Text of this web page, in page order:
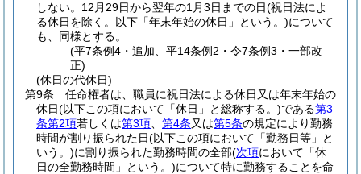
しない。 12月29日から翌年の1月3日までの日(祝日法によ
る休日を除く。以下「年末年始の休日」という。)について
も、同様とする。
(平7条例4・追加、平14条例2・令7条例3・一部改
正)
(休日の代休日)
第9条
任命権者は、職員に祝日法による休日又は年末年始の
休日(以下この項において「休日」と総称する。)である第3
条第2項若しくは第3項 第4条又は第5条の規定により勤務
時間が割り振られた日(以下この項において「勤務日等」と
いう。)に割り振られた勤務時間の全部(次項において「休
日の全勤務時間」という。)について特に勤務することを命